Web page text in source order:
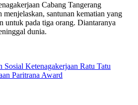
Cabang Tangerang
santunan kematian yang
untuk pada tiga orang. Diantaranya
dunia.
Sosial Ketenagakerjaan Ratu Tatu
Paritrana Award